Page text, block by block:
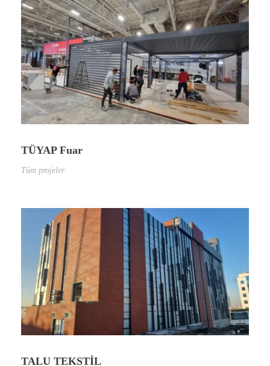
TÜYAP Fuar
Tüm projeler
TALU TEKSTİL